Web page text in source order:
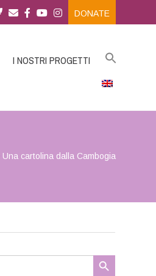
DONATE
I NOSTRI PROGETTI
Una cartolina dalla Cambogia
Search Button